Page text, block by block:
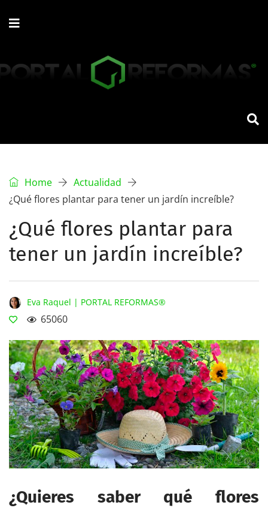
Home
Actualidad
¿Qué flores plantar para tener un jardín increíble?
¿Qué flores plantar para
tener un jardín increíble?
Eva Raquel | PORTAL REFORMAS®
65060
¿Quieres saber qué flores